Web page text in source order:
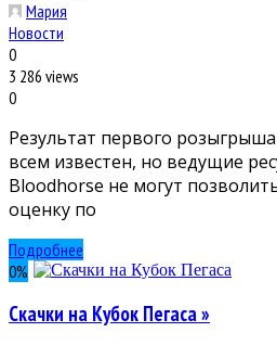
Мария
Новости
0
3 286 views
0
Результат первого
всем известен, но ведущие
Bloodhorse не могут
оценку по
Подробнее
0%
Скачки на Кубок Пегаса »